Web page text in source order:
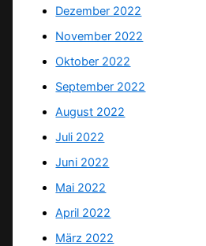
Dezember 2022
November 2022
Oktober 2022
September 2022
August 2022
Juli 2022
Juni 2022
Mai 2022
April 2022
März 2022